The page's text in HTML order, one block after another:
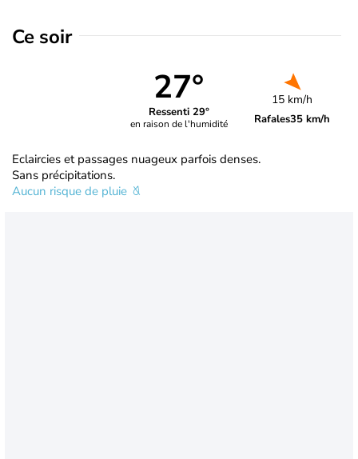
Ce soir
27°
Ressenti 29°
en raison de l'humidité
15 km/h
Rafales35 km/h
Eclaircies et passages nuageux parfois denses.
Sans précipitations.
Aucun risque de pluie